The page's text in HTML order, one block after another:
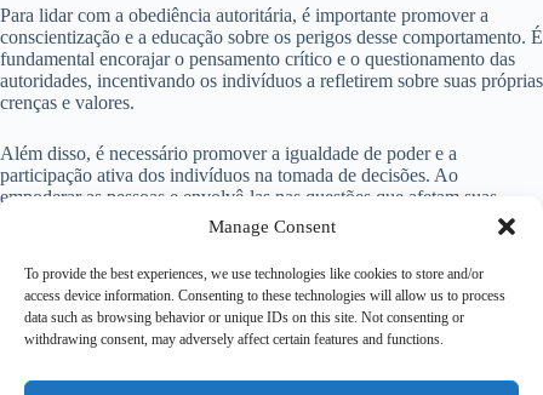
Manage Consent
To provide the best experiences, we use technologies like cookies to store and/or
access device information. Consenting to these technologies will allow us to process
data such as browsing behavior or unique IDs on this site. Not consenting or
withdrawing consent, may adversely affect certain features and functions.
Para lidar com a obediência autoritária, é importante promover a
conscientização e a educação sobre os perigos desse comportamento. É
fundamental encorajar o pensamento crítico e o questionamento das
autoridades, incentivando os indivíduos a refletirem sobre suas próprias
crenças e valores.
Além disso, é necessário promover a igualdade de poder e a
participação ativa dos indivíduos na tomada de decisões. Ao
empoderar as pessoas e envolvê-las nas questões que afetam suas
vidas, é possível reduzir a tendência à obediência cega e promover
uma sociedade mais justa e democrática.
Considerações finais
A obediência autoritária é um fenômeno complexo que pode ter
Compreender os fatores que influenciam esse comportamento e buscar